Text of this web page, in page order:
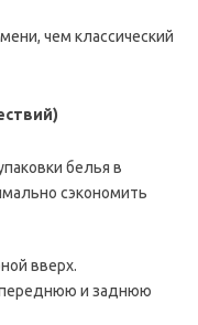
чем классический
белья в
сэкономить
вверх.
и заднюю